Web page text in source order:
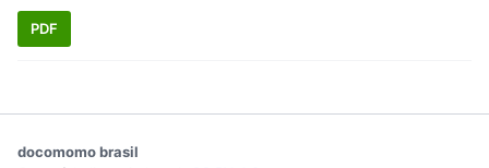
PDF
docomomo brasil